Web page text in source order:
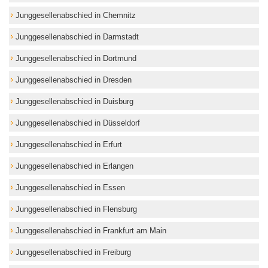
Junggesellenabschied in Chemnitz
Junggesellenabschied in Darmstadt
Junggesellenabschied in Dortmund
Junggesellenabschied in Dresden
Junggesellenabschied in Duisburg
Junggesellenabschied in Düsseldorf
Junggesellenabschied in Erfurt
Junggesellenabschied in Erlangen
Junggesellenabschied in Essen
Junggesellenabschied in Flensburg
Junggesellenabschied in Frankfurt am Main
Junggesellenabschied in Freiburg